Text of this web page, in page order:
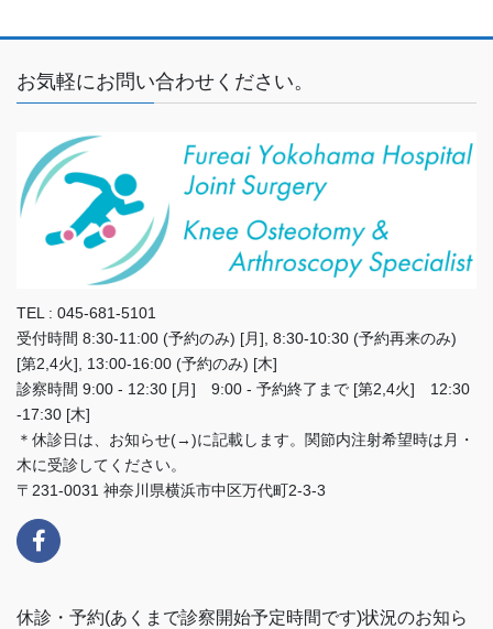
お気軽にお問い合わせください。
TEL : 045-681-5101
受付時間 8:30-11:00 (予約のみ) [月], 8:30-10:30 (予約再来のみ)
[第2,4火], 13:00-16:00 (予約のみ) [木]
診察時間 9:00 - 12:30 [月] 9:00 - 予約終了まで [第2,4火] 12:30
-17:30 [木]
＊休診日は、お知らせ(→)に記載します。関節内注射希望時は月・
木に受診してください。
〒231-0031 神奈川県横浜市中区万代町2-3-3
休診・予約(あくまで診察開始予定時間です)状況のお知ら